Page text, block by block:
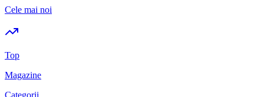
Cele mai noi
Top
Magazine